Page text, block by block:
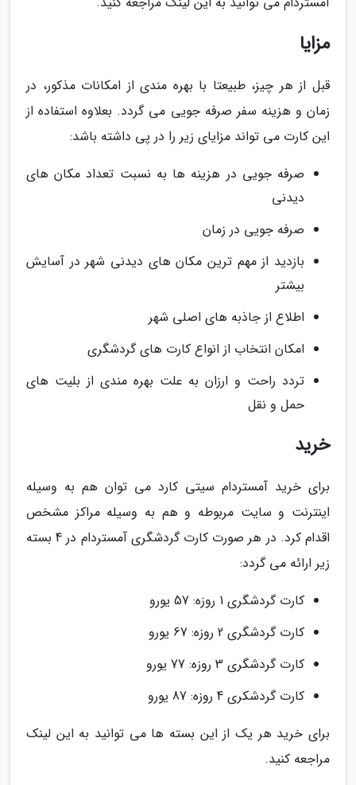
مزایا
قبل از هر چیز، طبیعتا با بهره مندی از امکانات مذکور، در
زمان و هزینه سفر صرفه جویی می گردد. بعلاوه استفاده از
این کارت می تواند مزایای زیر را در پی داشته باشد:
صرفه جویی در هزینه ها به نسبت تعداد مکان های
دیدنی
صرفه جویی در زمان
بازدید از مهم ترین مکان های دیدنی شهر در آسایش
بیشتر
اطلاع از جاذبه های اصلی شهر
امکان انتخاب از انواع کارت های گردشگری
تردد راحت و ارزان به علت بهره مندی از بلیت های
حمل و نقل
خرید
برای خرید آمستردام سیتی کارد می توان هم به وسیله
اینترنت و سایت مربوطه و هم به وسیله مراکز مشخص
اقدام کرد. در هر صورت کارت گردشگری آمستردام در 4 بسته
زیر ارائه می گردد:
کارت گردشگری 1 روزه: 57 یورو
کارت گردشگری 2 روزه: 67 یورو
کارت گردشگری 3 روزه: 77 یورو
کارت گردشکری 4 روزه: 87 یورو
برای خرید هر یک از این بسته ها می توانید به این لینک
مراجعه کنید.